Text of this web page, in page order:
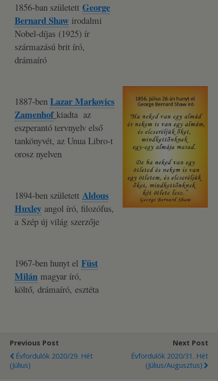
1856-ban született George
Bernard Shaw irodalmi
Nobel-díjas (1925) ír
származású brit író,
drámaíró
1887-ben Lazar Markovics
Zamenhof kiadta az
eszperantó tervnyelv első
tankönyvét, az Unua Libro-t
orosz nyelven
1894-ben született Aldous
Huxley angol író, filozófus,
a Szép új világ szerzője
1967-ben hunyt el Füst
Milán magyar író,
költő, drámaíró, esztéta
Previous Post
Évfordulók 2020/29. Hét
(július)
Next Post
Évfordulók 2020/31. Hét
(július/augusztus)